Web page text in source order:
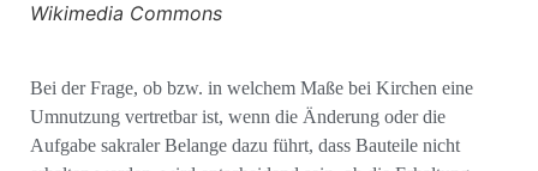
Wikimedia Commons
Bei der Frage, ob bzw. in welchem Maße bei Kirchen eine
Umnutzung vertretbar ist, wenn die Än­derung oder die
Aufgabe sakraler Belange dazu führt, dass Bauteile nicht